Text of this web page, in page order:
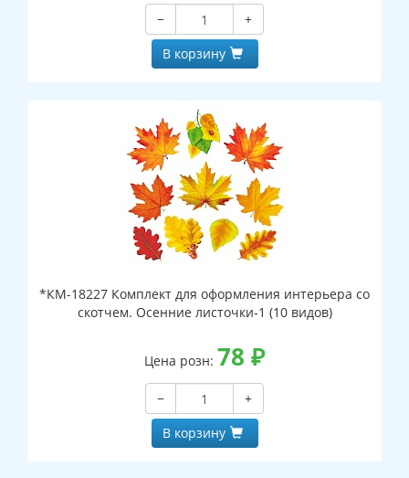
−
+
В корзину
*КМ-18227 Комплект для оформления интерьера со
скотчем. Осенние листочки-1 (10 видов)
Цена розн: 78 ₽
−
+
В корзину